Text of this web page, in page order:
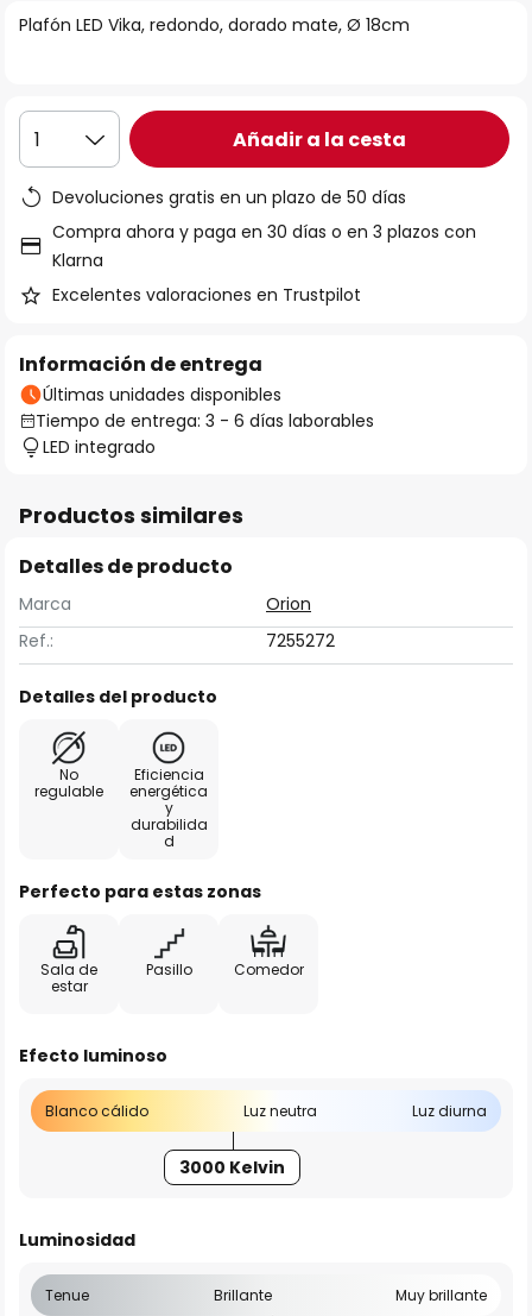
la
imágenes
Plafón LED Vika, redondo, dorado mate, Ø 18cm
1 Añadir a la cesta
Devoluciones gratis en un plazo de 50 días
Compra ahora y paga en 30 días o en 3 plazos con
Klarna
Excelentes valoraciones en Trustpilot
Información de entrega
Últimas unidades disponibles
Tiempo de entrega: 3 - 6 días laborables
LED integrado
Productos similares
Detalles de producto
Marca
Orion
Ref.:
7255272
Detalles del producto
No
regulable
Eficiencia
energética
y
durabilida
d
Perfecto para estas zonas
Sala de
estar
Pasillo Comedor
Efecto luminoso
Blanco cálido Luz neutra Luz diurna
3000 Kelvin
Luminosidad
Tenue Brillante Muy brillante